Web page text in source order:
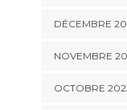
DÉCEMBRE
NOVEMBRE
OCTOBRE